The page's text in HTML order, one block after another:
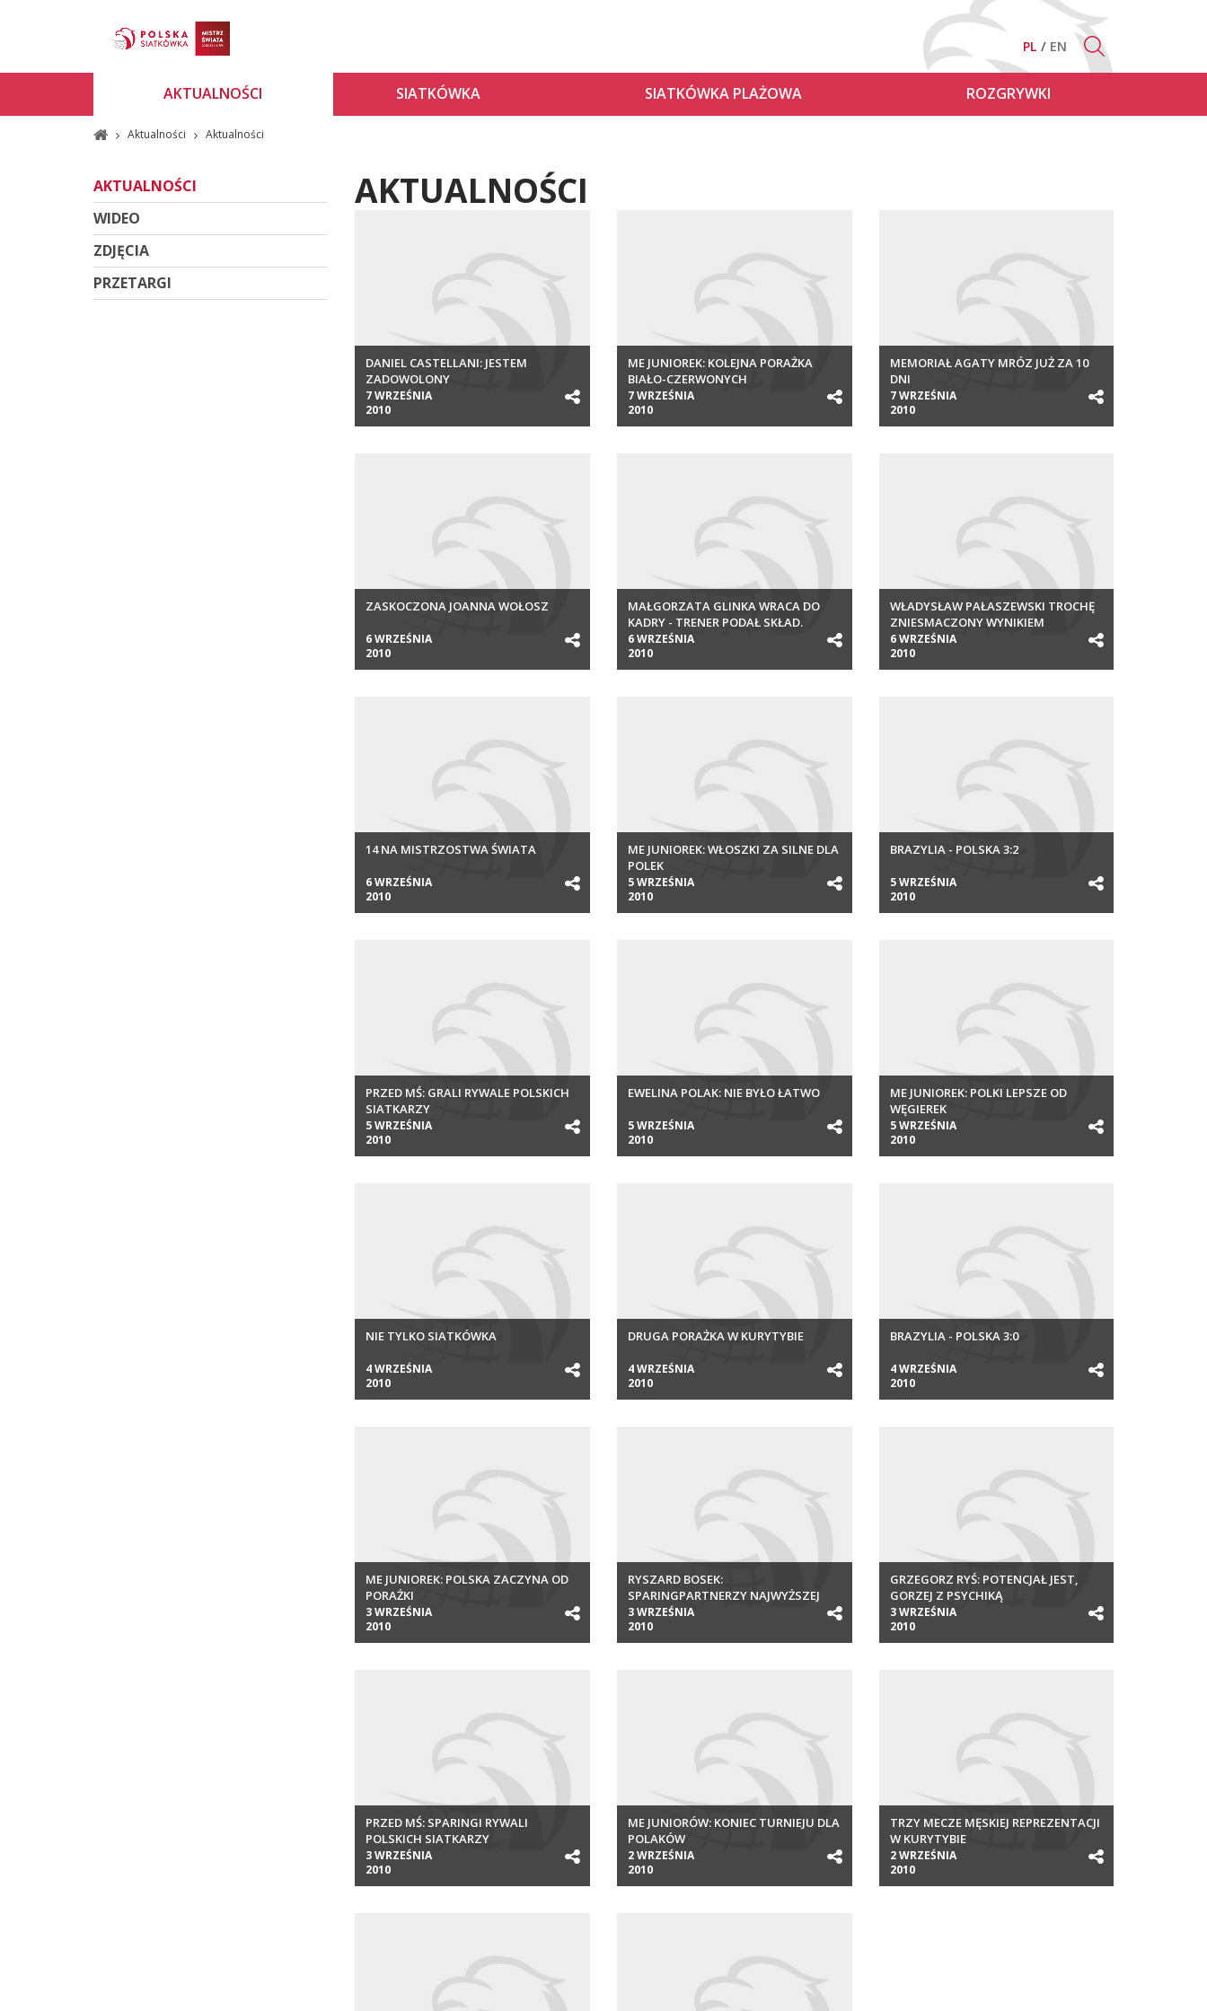
PL EN
AKTUALNOŚCI SIATKÓWKA SIATKÓWKA PLAŻOWA ROZGRYWKI
Aktualności Aktualności
AKTUALNOŚCI
WIDEO
ZDJĘCIA
PRZETARGI
AKTUALNOŚCI
DANIEL CASTELLANI: JESTEM
ZADOWOLONY
7 WRZEŚNIA
2010
ME JUNIOREK: KOLEJNA PORAŻKA
BIAŁO-CZERWONYCH
7 WRZEŚNIA
2010
MEMORIAŁ AGATY MRÓZ JUŻ ZA 10
DNI
7 WRZEŚNIA
2010
ZASKOCZONA JOANNA WOŁOSZ
6 WRZEŚNIA
2010
MAŁGORZATA GLINKA WRACA DO
KADRY - TRENER PODAŁ SKŁAD.
6 WRZEŚNIA
2010
WŁADYSŁAW PAŁASZEWSKI TROCHĘ
ZNIESMACZONY WYNIKIEM
JUNIORÓW
6 WRZEŚNIA
2010
14 NA MISTRZOSTWA ŚWIATA
6 WRZEŚNIA
2010
ME JUNIOREK: WŁOSZKI ZA SILNE DLA
POLEK
5 WRZEŚNIA
2010
BRAZYLIA - POLSKA 3:2
5 WRZEŚNIA
2010
PRZED MŚ: GRALI RYWALE POLSKICH
SIATKARZY
5 WRZEŚNIA
2010
EWELINA POLAK: NIE BYŁO ŁATWO
5 WRZEŚNIA
2010
ME JUNIOREK: POLKI LEPSZE OD
WĘGIEREK
5 WRZEŚNIA
2010
NIE TYLKO SIATKÓWKA
4 WRZEŚNIA
2010
DRUGA PORAŻKA W KURYTYBIE
4 WRZEŚNIA
2010
BRAZYLIA - POLSKA 3:0
4 WRZEŚNIA
2010
ME JUNIOREK: POLSKA ZACZYNA OD
PORAŻKI
3 WRZEŚNIA
2010
RYSZARD BOSEK:
SPARINGPARTNERZY NAJWYŻSZEJ
KLASY
3 WRZEŚNIA
2010
GRZEGORZ RYŚ: POTENCJAŁ JEST,
GORZEJ Z PSYCHIKĄ
3 WRZEŚNIA
2010
PRZED MŚ: SPARINGI RYWALI
POLSKICH SIATKARZY
3 WRZEŚNIA
2010
ME JUNIORÓW: KONIEC TURNIEJU DLA
POLAKÓW
2 WRZEŚNIA
2010
TRZY MECZE MĘSKIEJ REPREZENTACJI
W KURYTYBIE
2 WRZEŚNIA
2010